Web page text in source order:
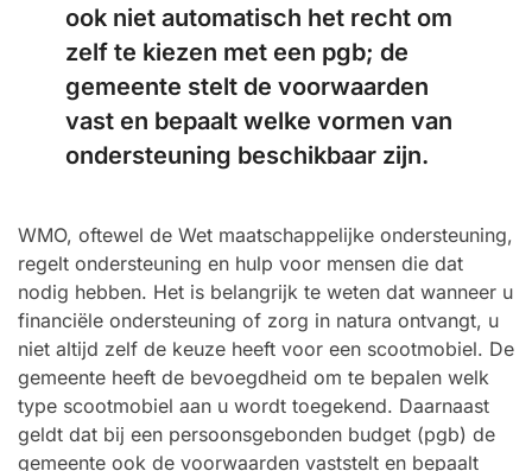
ook niet automatisch het recht om
zelf te kiezen met een pgb; de
gemeente stelt de voorwaarden
vast en bepaalt welke vormen van
ondersteuning beschikbaar zijn.
WMO, oftewel de Wet maatschappelijke ondersteuning,
regelt ondersteuning en hulp voor mensen die dat
nodig hebben. Het is belangrijk te weten dat wanneer u
financiële ondersteuning of zorg in natura ontvangt, u
niet altijd zelf de keuze heeft voor een scootmobiel. De
gemeente heeft de bevoegdheid om te bepalen welk
type scootmobiel aan u wordt toegekend. Daarnaast
geldt dat bij een persoonsgebonden budget (pgb) de
gemeente ook de voorwaarden vaststelt en bepaalt